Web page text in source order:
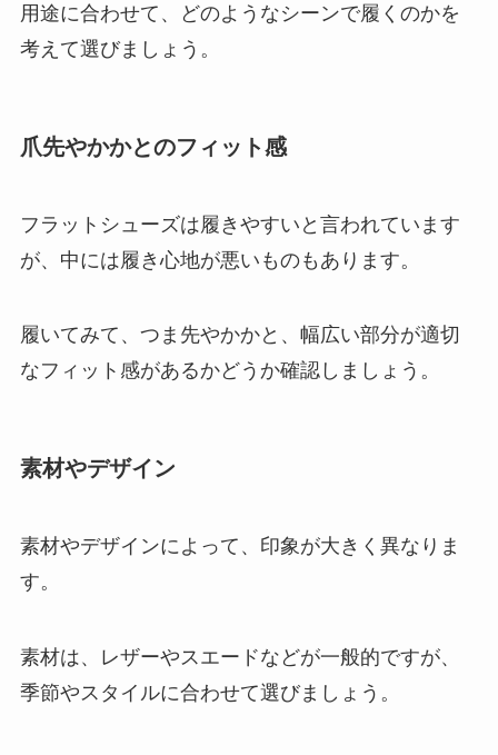
用途に合わせて、どのようなシーンで履くのかを
考えて選びましょう。
爪先やかかとのフィット感
フラットシューズは履きやすいと言われています
が、中には履き心地が悪いものもあります。
履いてみて、つま先やかかと、幅広い部分が適切
なフィット感があるかどうか確認しましょう。
素材やデザイン
素材やデザインによって、印象が大きく異なりま
す。
素材は、レザーやスエードなどが一般的ですが、
季節やスタイルに合わせて選びましょう。